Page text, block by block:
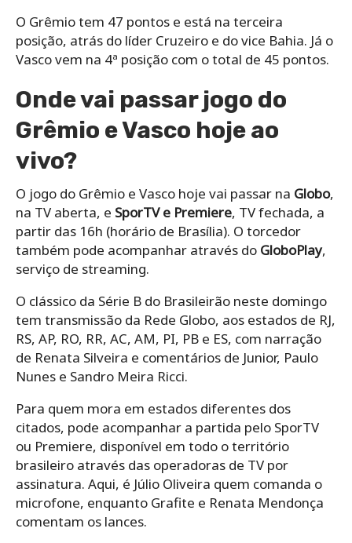
O Grêmio tem 47 pontos e está na terceira
posição, atrás do líder Cruzeiro e do vice Bahia. Já o
Vasco vem na 4ª posição com o total de 45 pontos.
Onde vai passar jogo do
Grêmio e Vasco hoje ao
vivo?
O jogo do Grêmio e Vasco hoje vai passar na Globo,
na TV aberta, e SporTV e Premiere, TV fechada, a
partir das 16h (horário de Brasília). O torcedor
também pode acompanhar através do GloboPlay,
serviço de streaming.
O clássico da Série B do Brasileirão neste domingo
tem transmissão da Rede Globo, aos estados de RJ,
RS, AP, RO, RR, AC, AM, PI, PB e ES, com narração
de Renata Silveira e comentários de Junior, Paulo
Nunes e Sandro Meira Ricci.
Para quem mora em estados diferentes dos
citados, pode acompanhar a partida pelo SporTV
ou Premiere, disponível em todo o território
brasileiro através das operadoras de TV por
assinatura. Aqui, é Júlio Oliveira quem comanda o
microfone, enquanto Grafite e Renata Mendonça
comentam os lances.